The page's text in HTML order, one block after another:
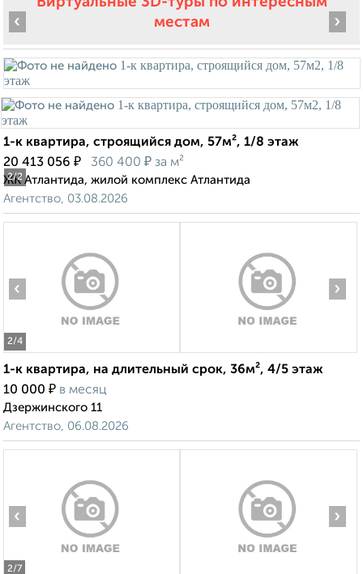
местам
2/2
‹ ›
1-к квартира, строящийся дом, 57м², 1/8 этаж
20 413 056 ₽ 360 400 ₽ за м²
ЖК Атлантида, жилой комплекс Атлантида
Агентство, 03.08.2026
2/4
‹ ›
1-к квартира, на длительный срок, 36м², 4/5 этаж
10 000 ₽ в месяц
Дзержинского 11
Агентство, 06.08.2026
2/7
‹ ›